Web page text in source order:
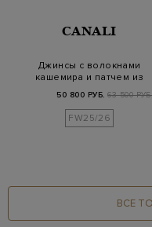
CANALI
Джинсы с волокнами
кашемира и патчем из
кожи на поясе
50 800 РУБ. 63 500 РУБ.
FW25/26
ВСЕ